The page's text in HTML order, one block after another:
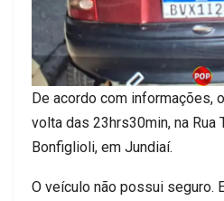
De acordo com informações,
volta das 23hrs30min, na Rua
Bonfiglioli, em Jundiaí.
O veículo não possui seguro.